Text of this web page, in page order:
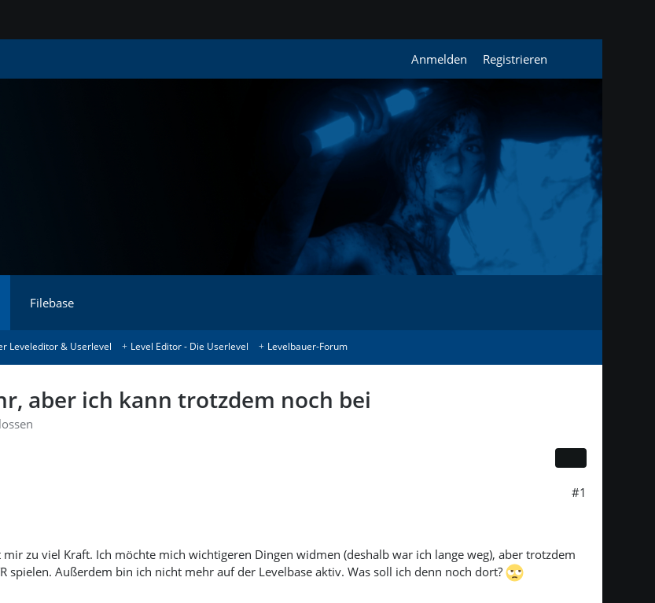
Filebase
Anmelden Registrieren
Leveleditor & Userlevel Level Editor - Die Userlevel Levelbauer-Forum
aber ich kann trotzdem noch bei
#1
mir zu viel Kraft. Ich möchte mich wichtigeren Dingen widmen (deshalb war ich lange weg), aber trotzdem
spielen. Außerdem bin ich nicht mehr auf der Levelbase aktiv. Was soll ich denn noch dort?